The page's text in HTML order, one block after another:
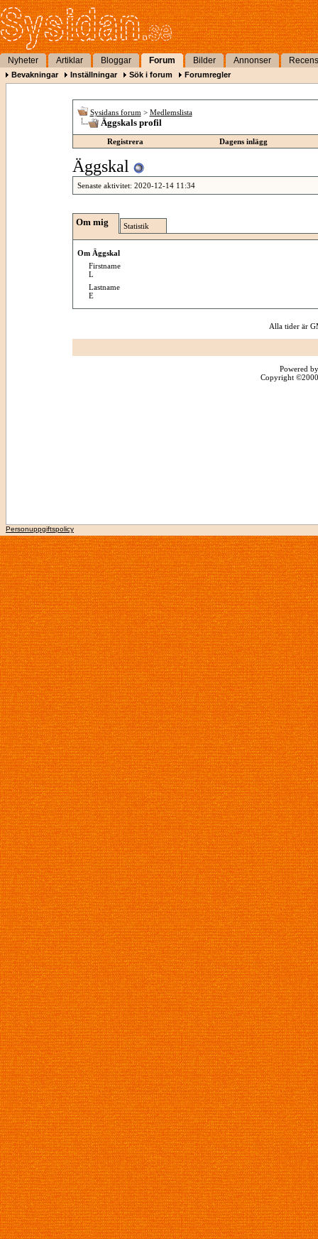
Nyheter Artiklar Bloggar Forum Bilder Annonser
Bevakningar Inställningar Sök i forum Forumregler
Sysidans forum > Medlemslista
Äggskals profil
Registrera Dagens inlägg
Äggskal
Senaste aktivitet: 2020-12-14 11:34
Om mig Statistik
Om Äggskal
Firstname
L
Lastname
E
Alla tider är
Powered
Copyright
Personuppgiftspolicy